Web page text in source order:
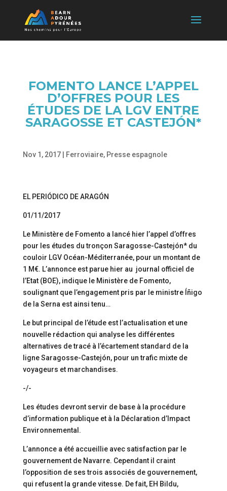
FOMENTO LANCE L’APPEL
D’OFFRES POUR LES
ÉTUDES DE LA LGV ENTRE
SARAGOSSE ET CASTEJÓN*
Nov 1, 2017| Ferroviaire, Presse espagnole
EL PERIÓDICO DE ARAGÓN
01/11/2017
Le Ministère de Fomento a lancé hier l’appel d’offres
pour les études du tronçon Saragosse-Castejón* du
couloir LGV Océan-Méditerranée, pour un montant de
1 M€. L’annonce est parue hier au journal officiel de
l’Etat (BOE), indique le Ministère de Fomento,
soulignant que l’engagement pris par le ministre Íñigo
de la Serna est ainsi tenu…
Le but principal de l’étude est l’actualisation et une
nouvelle rédaction qui analyse les différentes
alternatives de tracé à l’écartement standard de la
ligne Saragosse-Castejón, pour un trafic mixte de
voyageurs et marchandises.
-/-
Les études devront servir de base à la procédure
d’information publique et à la Déclaration d’Impact
Environnemental.
L’annonce a été accueillie avec satisfaction par le
gouvernement de Navarre. Cependant il craint
l’opposition de ses trois associés de gouvernement,
qui refusent la grande vitesse. De fait, EH Bildu,